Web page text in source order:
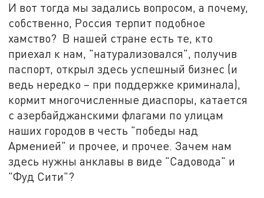
И вот тогда мы задались вопросом, а почему,
собственно, Россия терпит подобное
хамство? В нашей стране есть те, кто
приехал к нам, "натурализовался", получив
паспорт, открыл здесь успешный бизнес (и
ведь нередко – при поддержке криминала),
кормит многочисленные диаспоры, катается
с азербайджанскими флагами по улицам
наших городов в честь "победы над
Арменией" и прочее, и прочее. Зачем нам
здесь нужны анклавы в виде "Садовода" и
"Фуд Сити"?